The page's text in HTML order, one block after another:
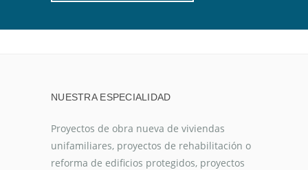
NUESTRA ESPECIALIDAD
Proyectos de obra nueva de viviendas
unifamiliares, proyectos de rehabilitación o
reforma de edificios protegidos, proyectos